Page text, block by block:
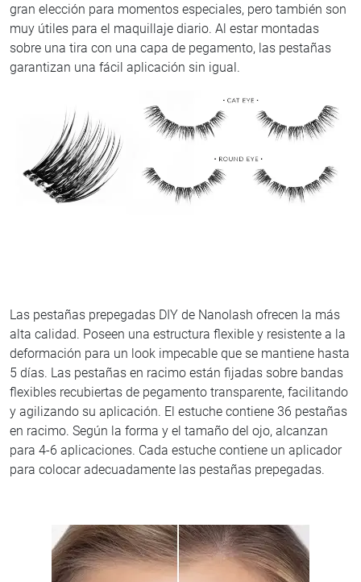
gran elección para momentos especiales, pero también son
muy útiles para el maquillaje diario. Al estar montadas
sobre una tira con una capa de pegamento, las pestañas
garantizan una fácil aplicación sin igual.
Las pestañas prepegadas DIY de Nanolash ofrecen la más
alta calidad. Poseen una estructura flexible y resistente a la
deformación para un look impecable que se mantiene hasta
5 días. Las pestañas en racimo están fijadas sobre bandas
flexibles recubiertas de pegamento transparente, facilitando
y agilizando su aplicación. El estuche contiene 36 pestañas
en racimo. Según la forma y el tamaño del ojo, alcanzan
para 4-6 aplicaciones. Cada estuche contiene un aplicador
para colocar adecuadamente las pestañas prepegadas.